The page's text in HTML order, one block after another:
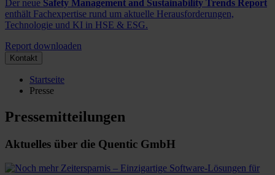
Der neue Safety Management and Sustainability Trends Report
enthält Fachexpertise rund um aktuelle Herausforderungen,
Technologie und KI in HSE & ESG.
Report downloaden
Kontakt
Startseite
Presse
Pressemitteilungen
Aktuelles über die Quentic GmbH